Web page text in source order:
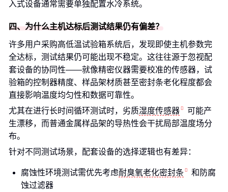
入式设备通常需要单独配置水冷系统。
四、为什么主机达标后测试结果仍有偏差？
许多用户采购高低温试验箱系统后，发现即使主机参数完
全达标，测试结果仍可能出现不稳定。这往往源于忽视配
套设备的协同性——就像精密仪器需要校准的传感器，试
验箱的控制器精度、样品架材质甚至密封条老化程度都会
直接影响温度均匀性和数据可靠性。
尤其在进行长时间循环测试时，劣质湿度传感器
可能产
生漂移，而普通金属样品架的导热性会干扰局部温度场分
布。
针对不同测试场景，配套设备的选择逻辑也有差异：
腐蚀性环境测试需优先考虑耐臭氧老化密封条
和防腐
蚀过滤器